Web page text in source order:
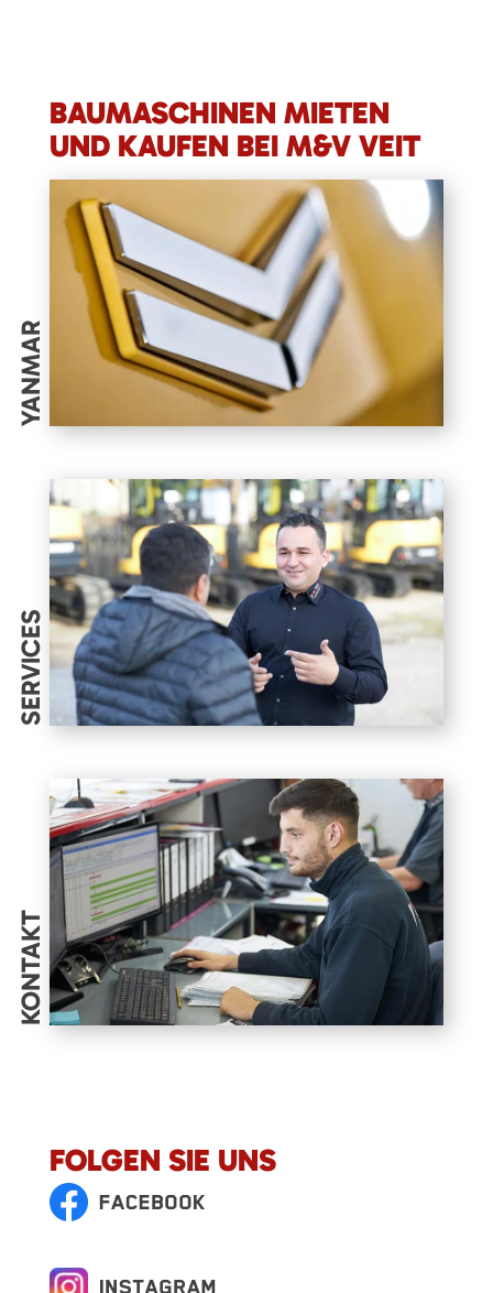
BAUMASCHINEN MIETEN
UND KAUFEN BEI M&V VEIT
YANMAR
SERVICES
KONTAKT
FOLGEN SIE UNS